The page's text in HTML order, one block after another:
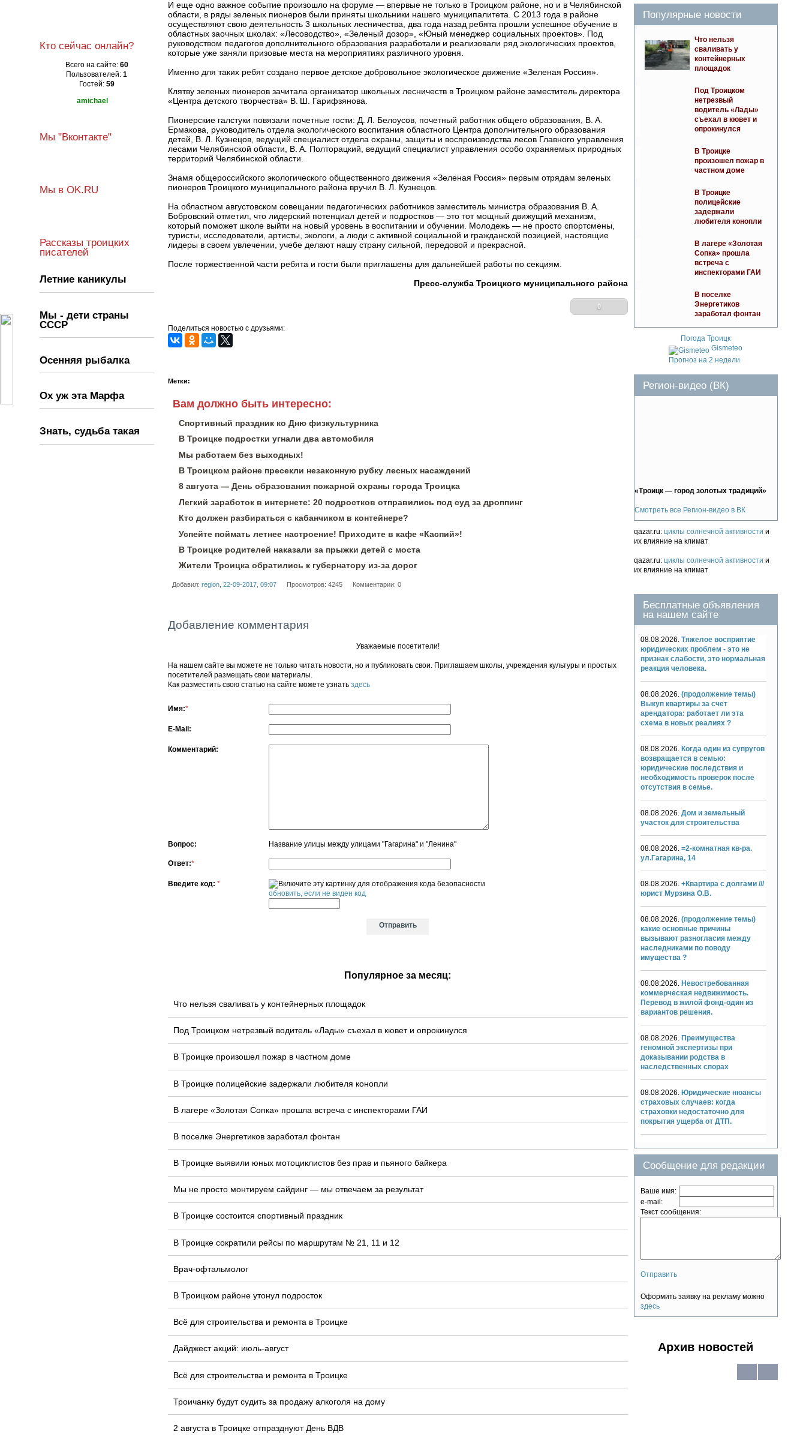
И еще одно важное событие произошло на форуме — впервые не только в Троицком районе, но и в Челябинской
области, в ряды зеленых пионеров были приняты школьники нашего муниципалитета. С 2013 года в районе
осуществляют свою деятельность 3 школьных лесничества, два года назад ребята прошли успешное обучение в
областных заочных школах: «Лесоводство», «Зеленый дозор», «Юный менеджер социальных проектов». Под
руководством педагогов дополнительного образования разработали и реализовали ряд экологических проектов,
которые уже заняли призовые места на мероприятиях различного уровня.
Именно для таких ребят создано первое детское добровольное экологическое движение «Зеленая Россия».
Клятву зеленых пионеров зачитала организатор школьных лесничеств в Троицком районе заместитель директора
«Центра детского творчества» В. Ш. Гарифзянова.
Пионерские галстуки повязали почетные гости: Д. Л. Белоусов, почетный работник общего образования, В. А.
Ермакова, руководитель отдела экологического воспитания областного Центра дополнительного образования
детей, В. Л. Кузнецов, ведущий специалист отдела охраны, защиты и воспроизводства лесов Главного управления
лесами Челябинской области, В. А. Полторацкий, ведущий специалист управления особо охраняемых природных
территорий Челябинской области.
Знамя общероссийского экологического общественного движения «Зеленая Россия» первым отрядам зеленых
пионеров Троицкого муниципального района вручил В. Л. Кузнецов.
На областном августовском совещании педагогических работников заместитель министра образования В. А.
Бобровский отметил, что лидерский потенциал детей и подростков — это тот мощный движущий механизм,
который поможет школе выйти на новый уровень в воспитании и обучении. Молодежь — не просто спортсмены,
туристы, исследователи, артисты, экологи, а люди с активной социальной и гражданской позицией, настоящие
лидеры в своем увлечении, учебе делают нашу страну сильной, передовой и прекрасной.
После торжественной части ребята и гости были приглашены для дальнейшей работы по секциям.
Пресс-служба Троицкого муниципального района
0
Поделиться новостью с друзьями:
Метки:
Вам должно быть интересно:
Спортивный праздник ко Дню физкультурника
В Троицке подростки угнали два автомобиля
Мы работаем без выходных!
В Троицком районе пресекли незаконную рубку лесных насаждений
8 августа — День образования пожарной охраны города Троицка
Легкий заработок в интернете: 20 подростков отправились под суд за дроппинг
Кто должен разбираться с кабанчиком в контейнере?
Успейте поймать летнее настроение! Приходите в кафе «Каспий»!
В Троицке родителей наказали за прыжки детей с моста
Жители Троицка обратились к губернатору из-за дорог
Добавил: region, 22-09-2017, 09:07 Просмотров: 4245 Комментарии: 0
Добавление комментария
Уважаемые посетители!
На нашем сайте вы можете не только читать новости, но и публиковать свои. Приглашаем школы, учреждения культуры и простых
посетителей размещать свои материалы.
Как разместить свою статью на сайте можете узнать здесь
Имя:*
E-Mail:
Комментарий:
Вопрос: Название улицы между улицами "Гагарина" и "Ленина"
Ответ:*
Введите код: *
обновить, если не виден код
Популярное за месяц:
Что нельзя сваливать у контейнерных площадок
Под Троицком нетрезвый водитель «Лады» съехал в кювет и опрокинулся
В Троицке произошел пожар в частном доме
В Троицке полицейские задержали любителя конопли
В лагере «Золотая Сопка» прошла встреча с инспекторами ГАИ
В поселке Энергетиков заработал фонтан
В Троицке выявили юных мотоциклистов без прав и пьяного байкера
Мы не просто монтируем сайдинг — мы отвечаем за результат
В Троицке состоится спортивный праздник
В Троицке сократили рейсы по маршрутам № 21, 11 и 12
Врач-офтальмолог
В Троицком районе утонул подросток
Всё для строительства и ремонта в Троицке
Дайджест акций: июль-август
Всё для строительства и ремонта в Троицке
Троичанку будут судить за продажу алкоголя на дому
2 августа в Троицке отпразднуют День ВДВ
Популярные новости
Что нельзя
сваливать у
контейнерных
площадок
Под Троицком
нетрезвый
водитель «Лады»
съехал в кювет и
опрокинулся
В Троицке
произошел пожар в
частном доме
В Троицке
полицейские
задержали
любителя конопли
В лагере «Золотая
Сопка» прошла
встреча с
инспекторами ГАИ
В поселке
Энергетиков
заработал фонтан
Погода Троицк
Gismeteo
Прогноз на 2 недели
Регион-видео (ВК)
«Троицк — город золотых традиций»
Смотреть все Регион-видео в ВК
qazar.ru: циклы солнечной активности и
их влияние на климат
qazar.ru: циклы солнечной активности и
их влияние на климат
Бесплатные объявления
на нашем сайте
08.08.2026. Тяжелое восприятие
юридических проблем - это не
признак слабости, это нормальная
реакция человека.
08.08.2026. (продолжение темы)
Выкуп квартиры за счет
арендатора: работает ли эта
схема в новых реалиях ?
08.08.2026. Когда один из супругов
возвращается в семью:
юридические последствия и
необходимость проверок после
отсутствия в семье.
08.08.2026. Дом и земельный
участок для строительства
08.08.2026. =2-комнатная кв-ра.
ул.Гагарина, 14
08.08.2026. +Квартира с долгами ///
юрист Мурзина О.В.
08.08.2026. (продолжение темы)
какие основные причины
вызывают разногласия между
наследниками по поводу
имущества ?
08.08.2026. Невостребованная
коммерческая недвижимость.
Перевод в жилой фонд-один из
вариантов решения.
08.08.2026. Преимущества
геномной экспертизы при
доказывании родства в
наследственных спорах
08.08.2026. Юридические нюансы
страховых случаев: когда
страховки недостаточно для
покрытия ущерба от ДТП.
Сообщение для редакции
Ваше имя:
e-mail:
Текст сообщения:
Отправить
Оформить заявку на рекламу можно
здесь
Архив новостей
Кто сейчас онлайн?
Всего на сайте: 60
Пользователей: 1
Гостей: 59
amichael
Мы "Вконтакте"
Мы в OK.RU
Рассказы троицких
писателей
Летние каникулы
Мы - дети страны
СССР
Осенняя рыбалка
Ох уж эта Марфа
Знать, судьба такая